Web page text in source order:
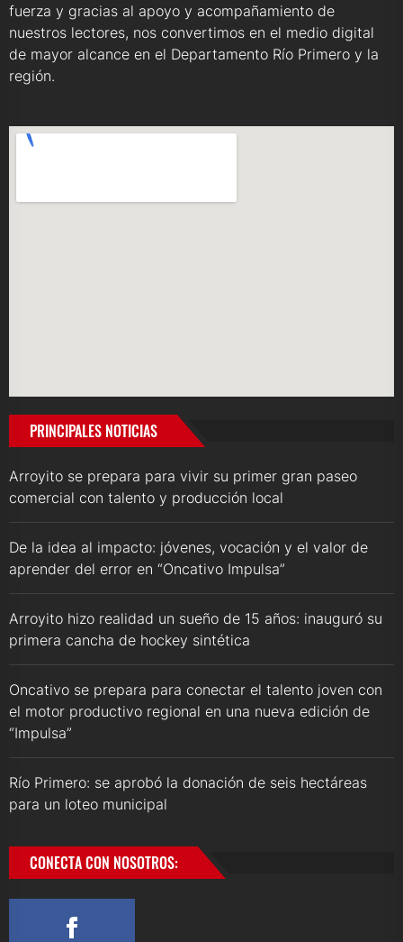
fuerza y gracias al apoyo y acompañamiento de
nuestros lectores, nos convertimos en el medio digital
de mayor alcance en el Departamento Río Primero y la
región.
PRINCIPALES NOTICIAS
Arroyito se prepara para vivir su primer gran paseo
comercial con talento y producción local
De la idea al impacto: jóvenes, vocación y el valor de
aprender del error en “Oncativo Impulsa”
Arroyito hizo realidad un sueño de 15 años: inauguró su
primera cancha de hockey sintética
Oncativo se prepara para conectar el talento joven con
el motor productivo regional en una nueva edición de
“Impulsa”
Río Primero: se aprobó la donación de seis hectáreas
para un loteo municipal
CONECTA CON NOSOTROS: